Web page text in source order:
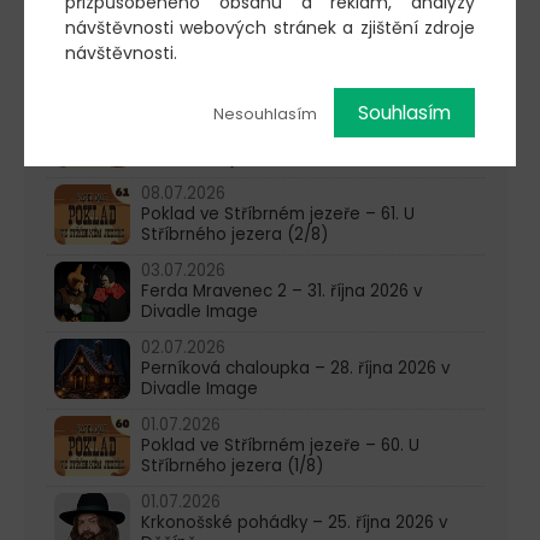
22.07.2026
Poklad ve Stříbrném jezeře – 63. U
15.07.2026
Poklad ve Stříbrném jezeře – 62. U
08.07.2026
Poklad ve Stříbrném jezeře – 61. U
Stříbrného jezera (2/8)
03.07.2026
Ferda Mravenec 2 – 31. října 2026 v
Divadle Image
02.07.2026
Perníková chaloupka – 28. října 2026 v
Divadle Image
01.07.2026
Poklad ve Stříbrném jezeře – 60. U
Stříbrného jezera (1/8)
01.07.2026
Krkonošské pohádky – 25. října 2026 v
návštěvnosti webových stránek a zjištění zdroje
návštěvnosti.
Nesouhlasím Souhlasím